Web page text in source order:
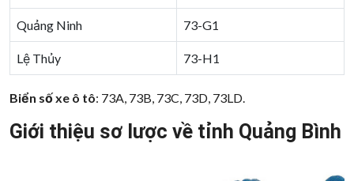
Quảng Ninh 73-G1
Lệ Thủy 73-H1
Biển số xe ô tô: 73A, 73B, 73C, 73D, 73LD.
Giới thiệu sơ lược về tỉnh Quảng Bình